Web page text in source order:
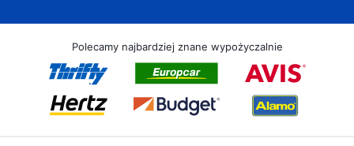
Polecamy najbardziej znane wypożyczalnie